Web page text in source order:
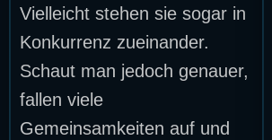
Vielleicht stehen sie sogar in
Konkurrenz zueinander.
Schaut man jedoch genauer,
fallen viele
Gemeinsamkeiten auf und